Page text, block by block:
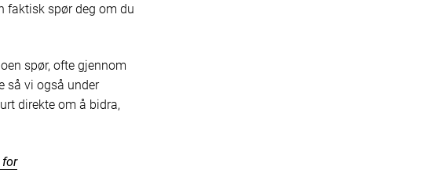
faktisk spør deg om du
spør, ofte gjennom
så vi også under
direkte om å bidra,